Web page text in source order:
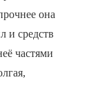
она
и средств
частями